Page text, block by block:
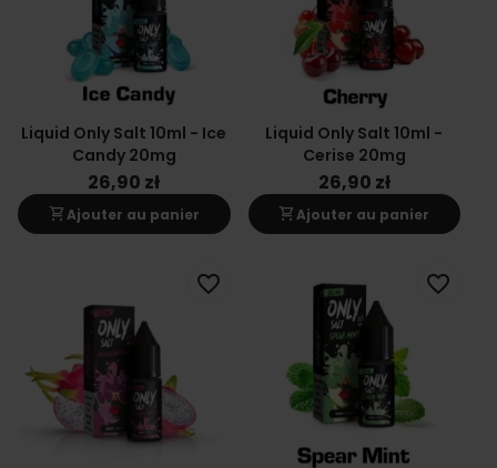
Liquid Only Salt 10ml - Ice
Candy 20mg
26,90 zł
shopping_cartAjouter au panier
Liquid Only Salt 10ml -
Cerise 20mg
26,90 zł
shopping_cartAjouter au panier
favorite_border favorite_border